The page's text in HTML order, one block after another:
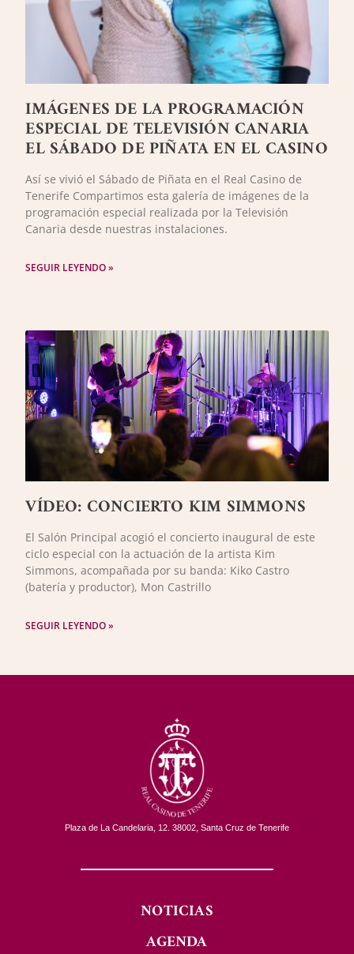
IMÁGENES DE LA PROGRAMACIÓN
ESPECIAL DE TELEVISIÓN CANARIA
EL SÁBADO DE PIÑATA EN EL CASINO
Así se vivió el Sábado de Piñata en el Real Casino de
Tenerife Compartimos esta galería de imágenes de la
programación especial realizada por la Televisión
Canaria desde nuestras instalaciones.
SEGUIR LEYENDO »
VÍDEO: CONCIERTO KIM SIMMONS
El Salón Principal acogió el concierto inaugural de este
ciclo especial con la actuación de la artista Kim
Simmons, acompañada por su banda: Kiko Castro
(batería y productor), Mon Castrillo
SEGUIR LEYENDO »
Plaza de La Candelaria, 12. 38002, Santa Cruz de Tenerife
NOTICIAS
AGENDA